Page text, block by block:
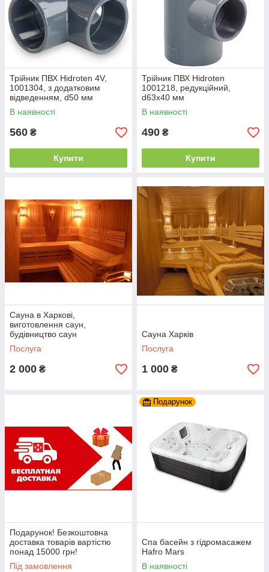
Трійник ПВХ Hidroten 4V,
1001304, з додатковим
відведенням, d50 мм
В наявності
560 ₴
Купити
Трійник ПВХ Hidroten
1001218, редукційний,
d63x40 мм
В наявності
490 ₴
Купити
Сауна в Харкові,
виготовлення саун,
будівництво саун
Послуга
2 000 ₴
Сауна Харків
Послуга
1 000 ₴
Подарунок! Безкоштовна
доставка товарів вартістю
понад 15000 грн!
Під замовлення
Подарунок
Спа басейн з гідромасажем
Hafro Mars
В наявності